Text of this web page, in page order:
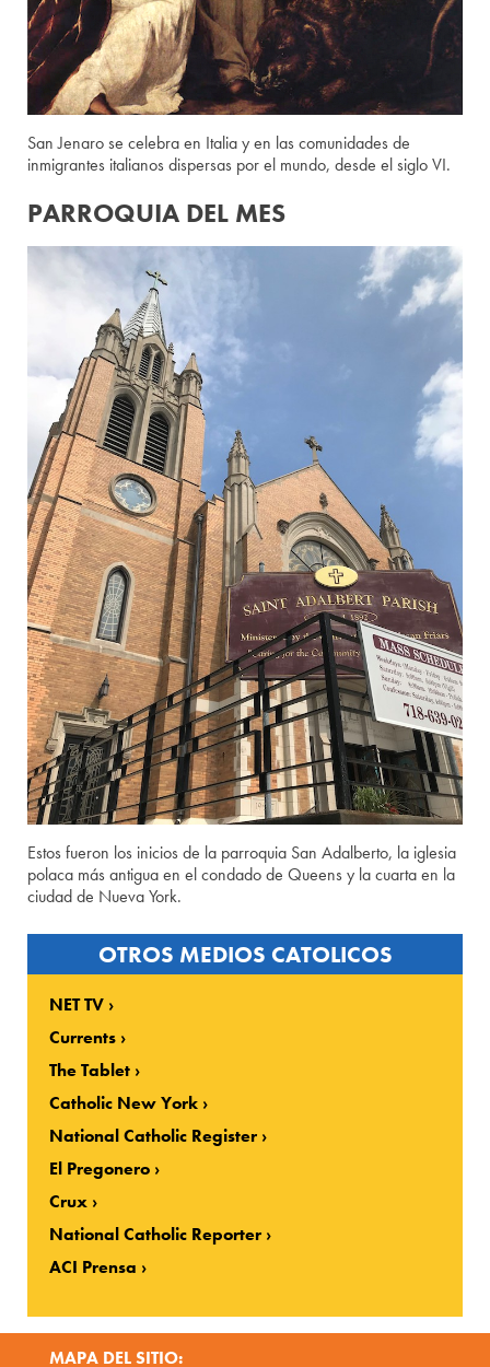
San Jenaro se celebra en Italia y en las comunidades de
inmigrantes italianos dispersas por el mundo, desde el siglo VI.
PARROQUIA DEL MES
Estos fueron los inicios de la parroquia San Adalberto, la iglesia
polaca más antigua en el condado de Queens y la cuarta en la
ciudad de Nueva York.
OTROS MEDIOS CATOLICOS
NET TV
Currents
The Tablet
Catholic New York
National Catholic Register
El Pregonero
Crux
National Catholic Reporter
ACI Prensa
MAPA DEL SITIO: